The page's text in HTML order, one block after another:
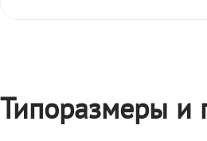
Типоразмеры и